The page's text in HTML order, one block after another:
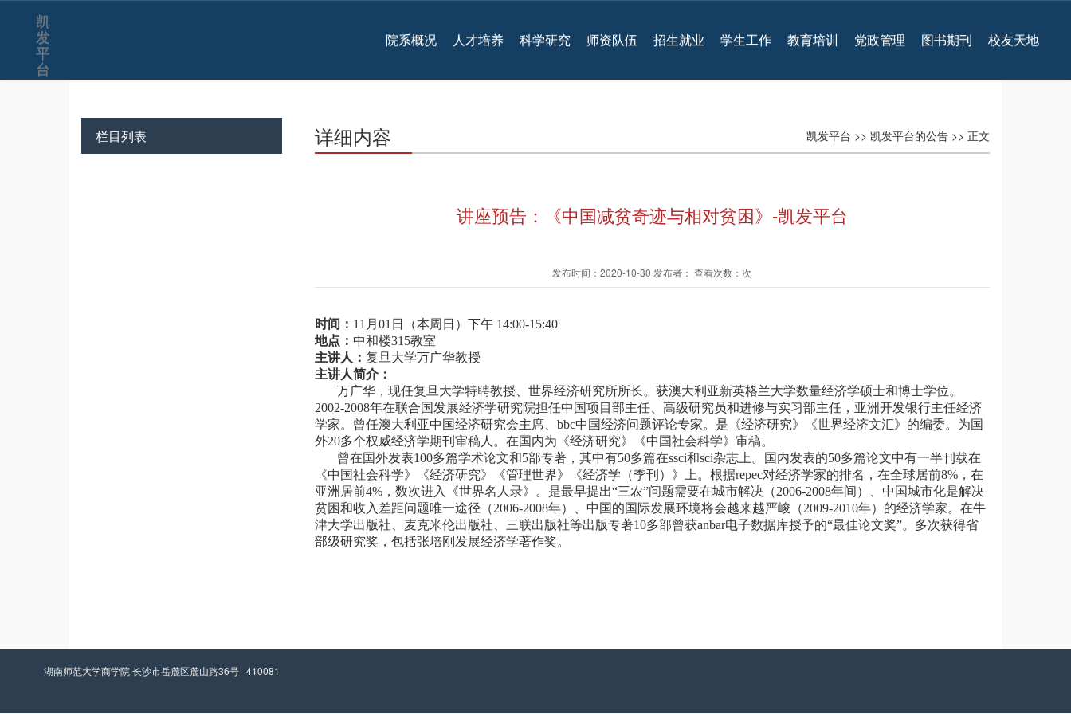
凯
发
平
台
院系概况 人才培养 科学研究 师资队伍 招生就业 学生工作 教育培训 党政管理 图书期刊 校友天地
栏目列表 凯发平台 >> 凯发平台的公告 >> 正文
详细内容
讲座预告：《中国减贫奇迹与相对贫困》-凯发平台
发布时间：2020-10-30 发布者： 查看次数：次
时间： 11月01日（本周日）下午 14:00-15:40
地点： 中和楼315教室
主讲人： 复旦大学万广华教授
主讲人简介：
万广华，现任复旦大学特聘教授、世界经济研究所所长。获澳大利亚新英格兰大学数量经济学硕士和博士学位。
2002-2008年在联合国发展经济学研究院担任中国项目部主任、高级研究员和进修与实习部主任，亚洲开发银行主任经济
学家。曾任澳大利亚中国经济研究会主席、bbc中国经济问题评论专家。是《经济研究》《世界经济文汇》的编委。为国
外20多个权威经济学期刊审稿人。在国内为《经济研究》《中国社会科学》审稿。
曾在国外发表100多篇学术论文和5部专著，其中有50多篇在ssci和sci杂志上。国内发表的50多篇论文中有一半刊载在
《中国社会科学》《经济研究》《管理世界》《经济学（季刊）》上。根据repec对经济学家的排名，在全球居前8%，在
亚洲居前4%，数次进入《世界名人录》。是最早提出“三农”问题需要在城市解决（2006-2008年间）、中国城市化是解决
贫困和收入差距问题唯一途径（2006-2008年）、中国的国际发展环境将会越来越严峻（2009-2010年）的经济学家。在牛
津大学出版社、麦克米伦出版社、三联出版社等出版专著10多部曾获anbar电子数据库授予的“最佳论文奖”。多次获得省
部级研究奖，包括张培刚发展经济学著作奖。
湖南师范大学商学院 长沙市岳麓区麓山路36号 410081